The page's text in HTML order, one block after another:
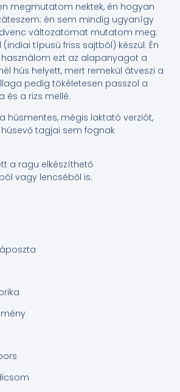
megmutatom nektek, én hogyan
én sem mindig ugyanígy
változatomat mutatom meg:
típusú friss sajtból) készül. Én
ezt az alapanyagot a
hús helyett, mert remekül átveszi a
pedig tökéletesen passzol a
és a rizs mellé.
húsmentes, mégis laktató verziót,
tagjai sem fognak
a ragu elkészíthető
vagy lencséből is.